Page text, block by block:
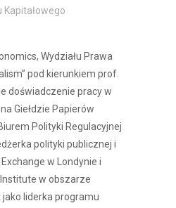
Kapitałowego
Wydziału Prawa
pod kierunkiem prof.
doświadczenie pracy w
Giełdzie Papierów
Polityki Regulacyjnej
polityki publicznej i
w Londynie i
Institute w obszarze
liderka programu